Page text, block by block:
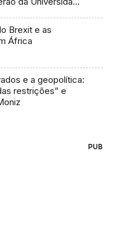
Brexit e as
África
e a geopolítica:
restrições” e
PUB